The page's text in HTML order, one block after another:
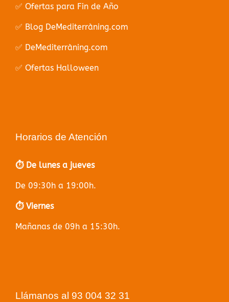
✅ Ofertas para Fin de Año
✅ Blog DeMediterràning.com
✅ DeMediterràning.com
✅ Ofertas Halloween
Horarios de Atención
⏱️ De lunes a jueves
De 09:30h a 19:00h.
⏱️ Viernes
Mañanas de 09h a 15:30h.
Llámanos al 93 004 32 31